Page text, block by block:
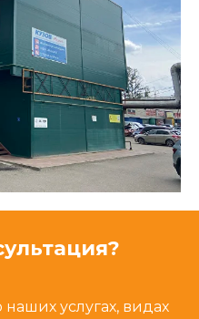
услугах, видах